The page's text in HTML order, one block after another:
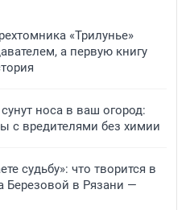
«Трилунье»
а первую книгу
носа в ваш огород:
с вредителями без химии
судьбу»: что творится в
Березовой в Рязани —